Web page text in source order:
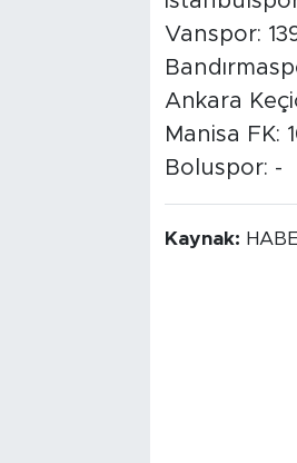
Vanspor:
Ankara
Manisa FK:
Boluspor: -
Kaynak: